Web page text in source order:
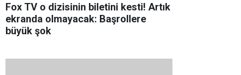
Fox TV o dizisinin biletini kesti! Artık
ekranda olmayacak: Başrollere
büyük şok